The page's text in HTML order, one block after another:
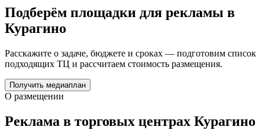
Подберём площадки для рекламы в
Курагино
Расскажите о задаче, бюджете и сроках — подготовим список
подходящих ТЦ и рассчитаем стоимость размещения.
Получить медиаплан
О размещении
Реклама в торговых центрах Курагино